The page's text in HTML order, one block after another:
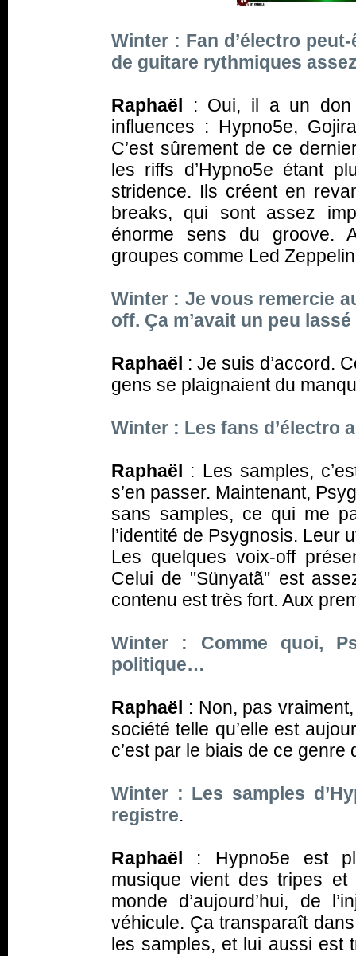
Winter : Fan d’électro
de guitare rythmiques
Raphaël : Oui, il a un
influences : Hypno5e,
C’est sûrement de ce
les riffs d’Hypno5e étant
stridence. Ils créent en
breaks, qui sont assez
énorme sens du groove.
groupes comme Led
Winter : Je vous remercie
off. Ça m’avait un peu
Raphaël : Je suis d’accord.
gens se plaignaient du
Winter : Les fans d’électro
Raphaël : Les samples,
s’en passer. Maintenant,
sans samples, ce qui me
l’identité de Psygnosis. Leur
Les quelques voix-off
Celui de "Sünyatã" est
contenu est très fort. Aux
Winter : Comme quoi,
politique…
Raphaël : Non, pas
société telle qu’elle est
c’est par le biais de ce genre
Winter : Les samples
registre.
Raphaël : Hypno5e est
musique vient des tripes
monde d’aujourd’hui, de
véhicule. Ça transparaît
les samples, et lui aussi est